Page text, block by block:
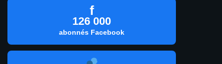
f
126 000
abonnés Facebook